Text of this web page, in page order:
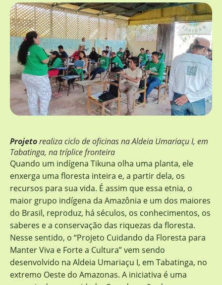
Projetorealiza ciclo de oficinas na Aldeia Umariaçu I, em
Tabatinga, na tríplice fronteira
Quando um indígena Tikuna olha uma planta, ele
enxerga uma floresta inteira e, a partir dela, os
recursos para sua vida. É assim que essa etnia, o
maior grupo indígena da Amazônia e um dos maiores
do Brasil, reproduz, há séculos, os conhecimentos, os
saberes e a conservação das riquezas da floresta.
Nesse sentido, o “Projeto Cuidando da Floresta para
Manter Viva e Forte a Cultura” vem sendo
desenvolvido na Aldeia Umariaçu I, em Tabatinga, no
extremo Oeste do Amazonas. A iniciativa é uma